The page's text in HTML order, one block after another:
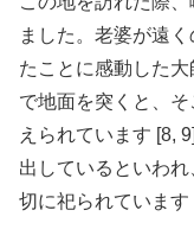
ました。老婆が遠
たことに感動した大
で地面を突くと、
えられています [8,
出しているといわ
切に祀られています